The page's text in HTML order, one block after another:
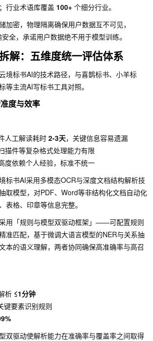
行业术语库覆盖 100+ 个细分行业。
加密，物理隔离确保用户数据互不可见，
全，承诺用户数据绝不用于模型训练。
解：五维度统一评估体系
境标书AI的技术路径，与喜鹊标书、小羊标
等主流AI写标书工具对照。
度与效率
人工解读耗时 2-3天，关键信息容易遗漏
描件等复杂格式处理能力有限
度依赖个人经验，标准不统一
标书AI采用多模态OCR与深度文档结构解析技
取模型，对PDF、Word等非结构化文档自动化
表格、印章等信息完整。
用「规则与模型双驱动框架」——可配置规则
准匹配，基于微调大语言模型的NER与关系抽
本的语义理解，两者协同确保高准确率与高召
析 ≤1分钟
键要素识别规则
双驱动使解析能力在准确率与覆盖率之间取得